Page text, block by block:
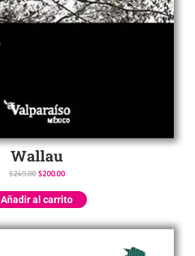
Wallau
$249.00 $200.00
Añadir al carrito